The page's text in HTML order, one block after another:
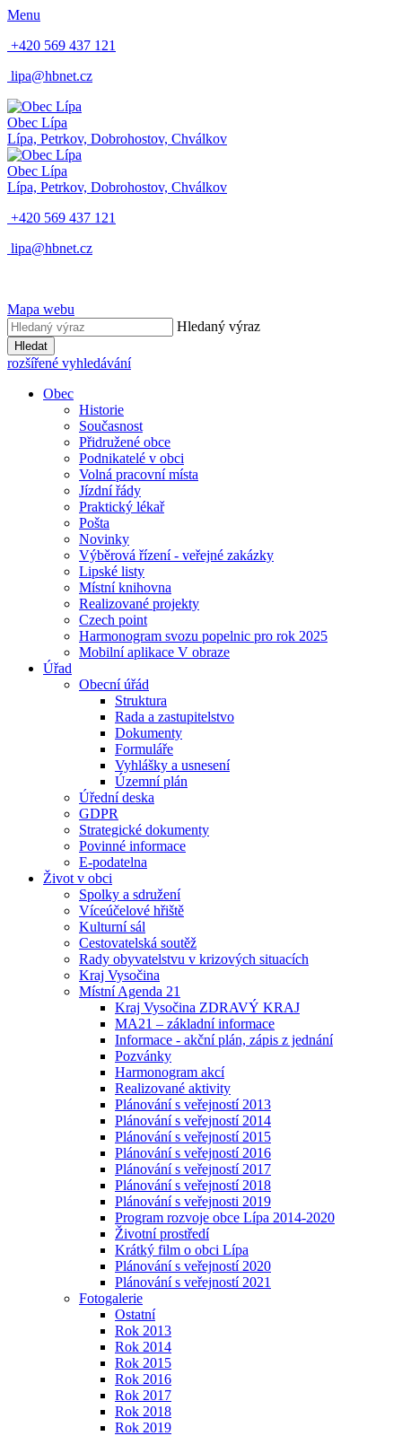
Menu
+420 569 437 121
lipa@hbnet.cz
Obec Lípa
Lípa, Petrkov, Dobrohostov, Chválkov
Obec Lípa
Lípa, Petrkov, Dobrohostov, Chválkov
+420 569 437 121
lipa@hbnet.cz
Mapa webu
Hledaný výraz
Hledat
rozšířené vyhledávání
Obec
Historie
Současnost
Přidružené obce
Podnikatelé v obci
Volná pracovní místa
Jízdní řády
Praktický lékař
Pošta
Novinky
Výběrová řízení - veřejné zakázky
Lipské listy
Místní knihovna
Realizované projekty
Czech point
Harmonogram svozu popelnic pro rok 2025
Mobilní aplikace V obraze
Úřad
Obecní úřád
Struktura
Rada a zastupitelstvo
Dokumenty
Formuláře
Vyhlášky a usnesení
Územní plán
Úřední deska
GDPR
Strategické dokumenty
Povinné informace
E-podatelna
Život v obci
Spolky a sdružení
Víceúčelové hřiště
Kulturní sál
Cestovatelská soutěž
Rady obyvatelstvu v krizových situacích
Kraj Vysočina
Místní Agenda 21
Kraj Vysočina ZDRAVÝ KRAJ
MA21 – základní informace
Informace - akční plán, zápis z jednání
Pozvánky
Harmonogram akcí
Realizované aktivity
Plánování s veřejností 2013
Plánování s veřejností 2014
Plánování s veřejností 2015
Plánování s veřejností 2016
Plánování s veřejností 2017
Plánování s veřejností 2018
Plánování s veřejnosti 2019
Program rozvoje obce Lípa 2014-2020
Životní prostředí
Krátký film o obci Lípa
Plánování s veřejností 2020
Plánování s veřejností 2021
Fotogalerie
Ostatní
Rok 2013
Rok 2014
Rok 2015
Rok 2016
Rok 2017
Rok 2018
Rok 2019